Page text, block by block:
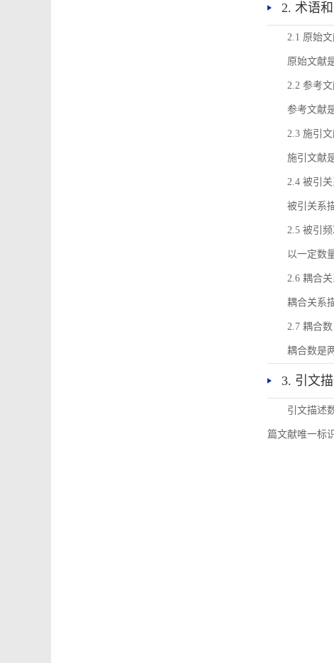
2. 术语
2.1 原始
原始文献
2.2 参考
参考文献
2.3 施引
施引文献
2.4 被引关
被引关系
2.5 被引频
以一定数
2.6 耦合关
耦合关系
2.7 耦合数
耦合数是
3. 引文
引文描述
篇文献唯一标